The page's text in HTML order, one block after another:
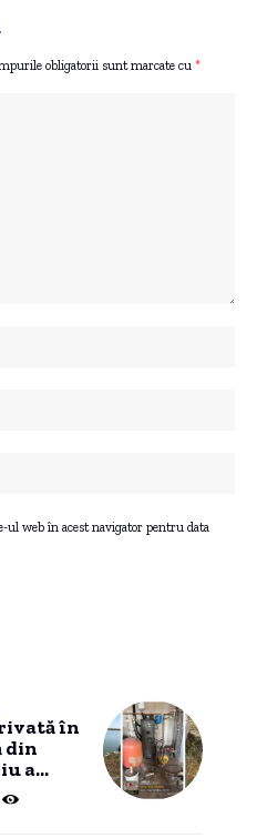
obligatorii sunt marcate cu *
ul web în acest navigator pentru data
în
din
a